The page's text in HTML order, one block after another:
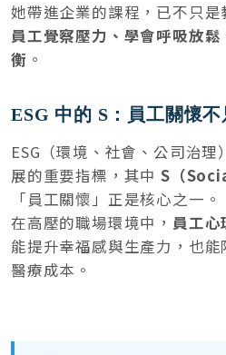
她帶進企業的課程，已不只
員工覺察壓力、學會呼吸放
衡 。
ESG 中的 S：員工關懷
ESG（環境、社會、公司治
展的重要指標，其中 S（
「員工關懷」正是核心之一。
在高壓的職場環境中， 員工心
能提升幸福感與生產力，也
醫療成本。